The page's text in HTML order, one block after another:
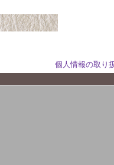
個人情報の取り